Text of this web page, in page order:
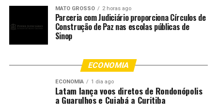
Estavam presentes na sessão de abertura do ano
legislativo de 2026 o presidente da Assembleia
Legislativa, Max Russi, e os deputados estaduais Julio
Campos, Dr. João, Eduardo Botelho, Fábio Tardin, Paulo
Araújo, Sebastião Rezende, Janaina Riva, Gilberto
Cattani, Chico Guarnieri, Beto Dois a Um, Thiago Silva,
Diego Guimarães, Valmir Moretto, Dilmar Dal Bosco,
Nininho, Carlos Avallone, Juca do Guaraná e Elizeu
MATO GROSSO 2 horas ago
Parceria com Judiciário proporciona Círculos de
Construção de Paz nas escolas públicas de
Sinop
ECONOMIA
ECONOMIA 1 dia ago
Latam lança voos diretos de Rondonópolis
a Guarulhos e Cuiabá a Curitiba